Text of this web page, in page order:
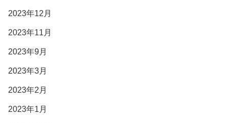
2023年12月
2023年11月
2023年9月
2023年3月
2023年2月
2023年1月